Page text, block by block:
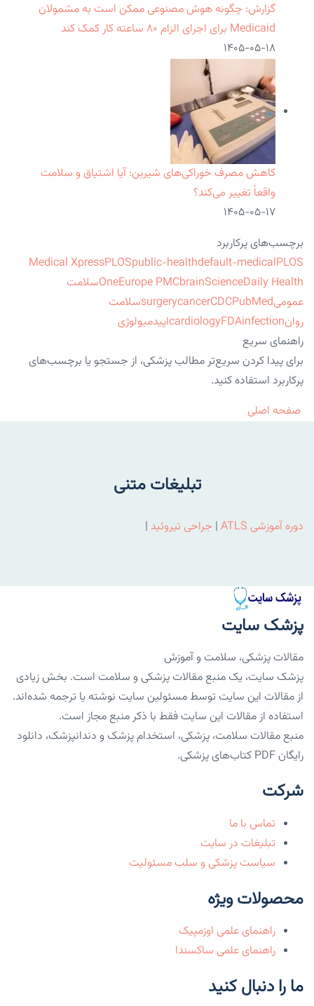
گزارش: چگونه هوش مصنوعی ممکن است به مشمولان
Medicaid برای اجرای الزام ۸۰ ساعته کار کمک کند
۱۴۰۵-۰۵-۱۸
کاهش مصرف خوراکی‌های شیرین: آیا اشتیاق و سلامت
واقعاً تغییر می‌کند؟
۱۴۰۵-۰۵-۱۷
برچسب‌های پرکاربرد
Medical XpressPLOSpublic-healthdefault-medicalPLOS
OneEurope PMCbrainScienceDaily Health
سلامت
عمومی
surgerycancerCDCPubMed
سلامت
روان
cardiologyFDAinfection
اپیدمیولوژی
راهنمای سریع
برای پیدا کردن سریع‌تر مطالب پزشکی، از جستجو یا برچسب‌های
پرکاربرد استفاده کنید.
صفحه اصلی
تبلیغات متنی
دوره آموزشی ATLS | جراحی تیروئید |
پزشک سایت
مقالات پزشکی، سلامت و آموزش
پزشک سایت، یک منبع مقالات پزشکی و سلامت است. بخش زیادی
از مقالات این سایت توسط مسئولین سایت نوشته یا ترجمه شده‌اند.
استفاده از مقالات این سایت فقط با ذکر منبع مجاز است.
منبع مقالات سلامت، پزشکی، استخدام پزشک و دندانپزشک، دانلود
رایگان PDF کتاب‌های پزشکی.
شرکت
تماس با ما
تبلیغات در سایت
سیاست پزشکی و سلب مسئولیت
محصولات ویژه
راهنمای علمی اوزمپیک
راهنمای علمی ساکسندا
ما را دنبال کنید